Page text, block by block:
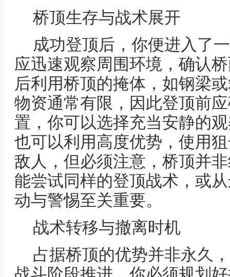
桥顶生存与战术展开
成功登顶后，你便进入了
应迅速观察周围环境，确认
后利用桥顶的掩体，如钢梁
物资通常有限，因此登顶前
置，你可以选择充当安静的
也可以利用高度优势，使用
敌人，但必须注意，桥顶并
能尝试同样的登顶战术，或
动与警惕至关重要。
战术转移与撤离时机
占据桥顶的优势并非永久